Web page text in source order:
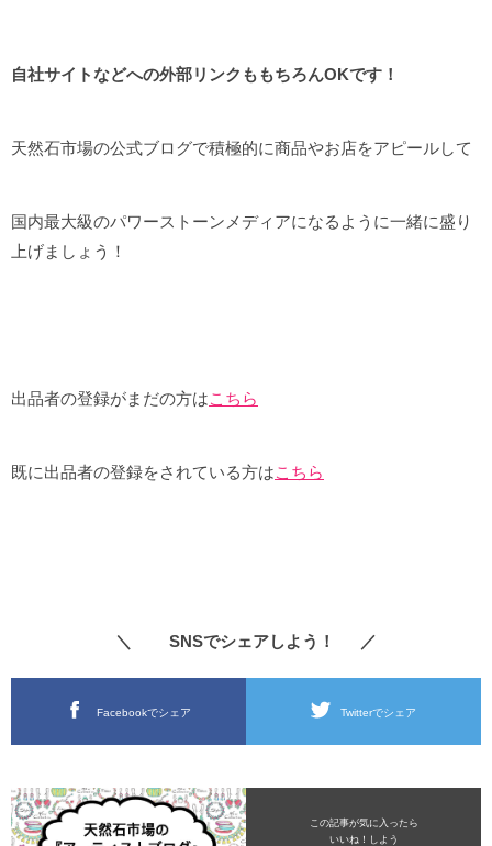
自社サイトなどへの外部リンクももちろんOKです！
天然石市場の公式ブログで積極的に商品やお店をアピールして
国内最大級のパワーストーンメディアになるように一緒に盛り
上げましょう！
出品者の登録がまだの方はこちら
既に出品者の登録をされている方はこちら
＼ SNSでシェアしよう！ ／
Facebookでシェア Twitterでシェア
この記事が気に入ったら
いいね！しよう